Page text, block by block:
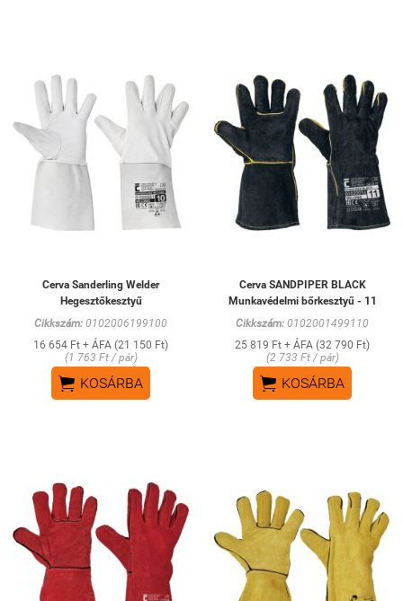
Cerva Sanderling Welder
Hegesztőkesztyű
Cikkszám: 0102006199100
16 654 Ft + ÁFA (21 150 Ft)
(1 763 Ft / pár)
 KOSÁRBA
Cerva SANDPIPER BLACK
Munkavédelmi bőrkesztyű - 11
Cikkszám: 0102001499110
25 819 Ft + ÁFA (32 790 Ft)
(2 733 Ft / pár)
 KOSÁRBA